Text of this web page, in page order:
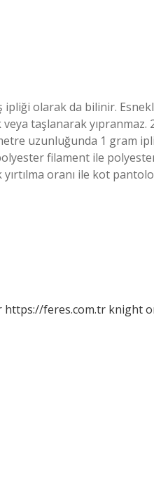
ipliği olarak da bilinir.
taşlanarak yıpranmaz.
uzunluğunda 1 gram
filament ile
oranı ile kot
https://feres.com.tr knight